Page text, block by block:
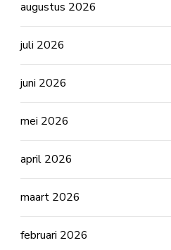
augustus 2026
juli 2026
juni 2026
mei 2026
april 2026
maart 2026
februari 2026